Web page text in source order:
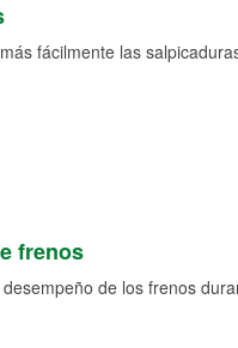
fácilmente las
frenos
de los frenos